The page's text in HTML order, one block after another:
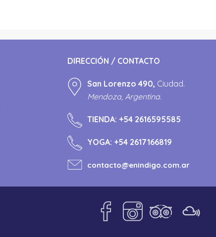
DIRECCIÓN / CONTACTO
San Lorenzo 490, Ciudad.
Mendoza, Argentina.
TIENDA: +54 2616595585
YOGA: +54 2617166819
contacto@enindigo.com.ar